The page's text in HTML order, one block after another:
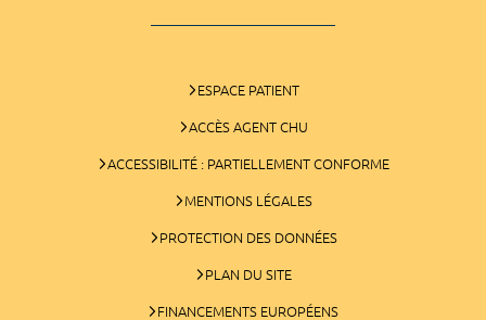
ESPACE PATIENT
ACCÈS AGENT CHU
ACCESSIBILITÉ : PARTIELLEMENT CONFORME
MENTIONS LÉGALES
PROTECTION DES DONNÉES
PLAN DU SITE
FINANCEMENTS EUROPÉENS